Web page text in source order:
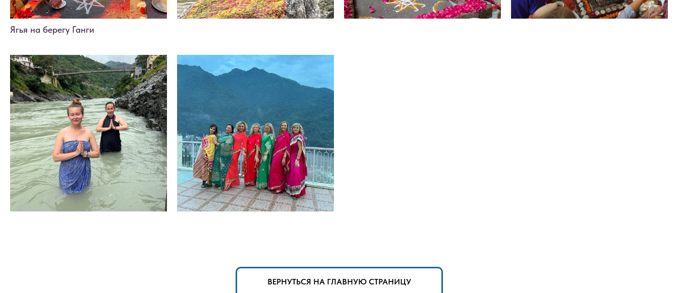
Ягья на берегу Ганги
ВЕРНУТЬСЯ НА ГЛАВНУЮ СТРАНИЦУ